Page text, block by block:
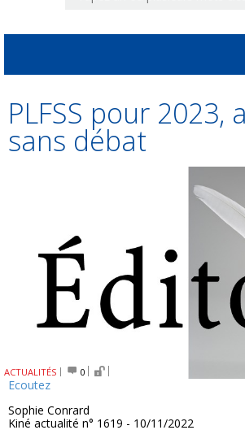
PLFSS pour 2023,
sans débat
ACTUALITÉS 0
Ecoutez
Sophie Conrard
Kiné actualité n° 1619 - 10/11/2022